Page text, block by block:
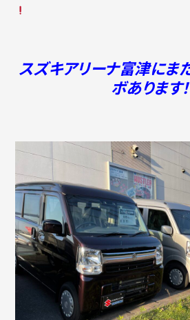
スズキアリーナ富津にま
ボあります！